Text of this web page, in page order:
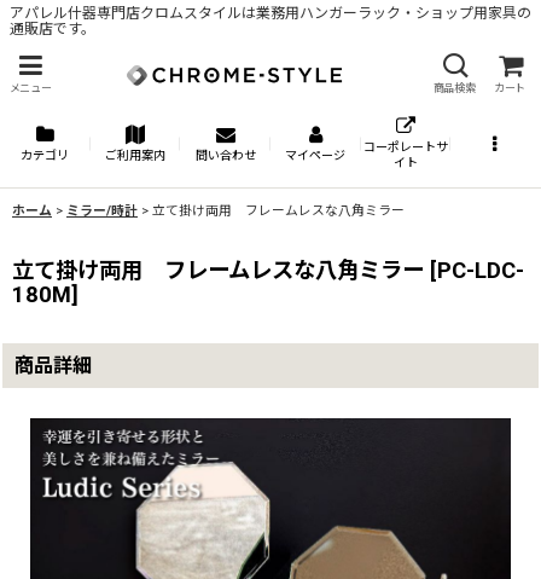
アパレル什器専門店クロムスタイルは業務用ハンガーラック・ショップ用家具の
通販店です。
メニュー 商品検索 カート
カテゴリ ご利用案内 問い合わせ マイページ
コーポレートサ
イト
ホーム > ミラー/時計 > 立て掛け両用 フレームレスな八角ミラー
立て掛け両用 フレームレスな八角ミラー [PC-LDC-
180M]
商品詳細